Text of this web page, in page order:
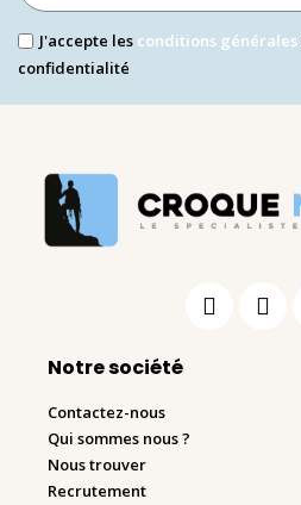
J'accepte les conditions générales
confidentialité
Notre société
Contactez-nous
Qui sommes nous ?
Nous trouver
Recrutement